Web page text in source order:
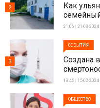
Как
21:06 | 21-03-2024
2
СОБЫТИЯ
Создана
13:45 | 15-02-2024
3
ОБЩЕСТВО